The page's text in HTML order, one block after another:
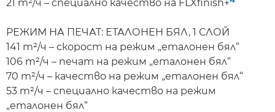
21 m²/ч – специално качество на FLXfinish+
РЕЖИМ НА ПЕЧАТ: ЕТАЛОНЕН БЯЛ, 1 СЛОЙ
141 m²/ч – скорост на режим „еталонен бял“
106 m²/ч – печат на режим „еталонен бял“
70 m²/ч – качество на режим „еталонен бял“
53 m²/ч – специално качество на режим
„еталонен бял“